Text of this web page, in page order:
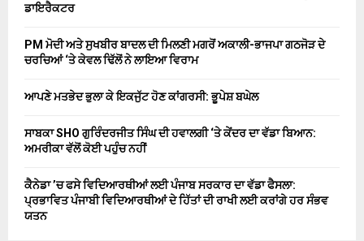
ਡਾਇਰੈਕਟਰ
PM ਮੋਦੀ ਅਤੇ ਸੁਖਬੀਰ ਬਾਦਲ ਦੀ ਮਿਲਣੀ ਮਗਰੋਂ ਅਕਾਲੀ-ਭਾਜਪਾ ਗਠਜੋੜ ਦੇ
ਚਰਚਿਆਂ ‘ਤੇ ਕੇਵਲ ਢਿੱਲੋਂ ਨੇ ਲਾਇਆ ਵਿਰਾਮ
ਆਪਣੇ ਮਤਭੇਦ ਭੁਲਾ ਕੇ ਇਕਜੁੱਟ ਹੋਣ ਕਾਂਗਰਸੀ: ਭੂਪੇਸ਼ ਬਘੇਲ
ਸਾਬਕਾ SHO ਗੁਰਿੰਦਰਜੀਤ ਸਿੰਘ ਦੀ ਹਵਾਲਗੀ ‘ਤੇ ਕੇਂਦਰ ਦਾ ਵੱਡਾ ਬਿਆਨ:
ਅਮਰੀਕਾ ਵੱਲੋਂ ਕੋਈ ਪਹੁੰਚ ਨਹੀਂ
ਕੈਨੇਡਾ ’ਚ ਫਸੇ ਵਿਦਿਆਰਥੀਆਂ ਲਈ ਪੰਜਾਬ ਸਰਕਾਰ ਦਾ ਵੱਡਾ ਫੈਸਲਾ:
ਪ੍ਰਭਾਵਿਤ ਪੰਜਾਬੀ ਵਿਦਿਆਰਥੀਆਂ ਦੇ ਹਿੱਤਾਂ ਦੀ ਰਾਖੀ ਲਈ ਕਰਾਂਗੇ ਹਰ ਸੰਭਵ
ਯਤਨ